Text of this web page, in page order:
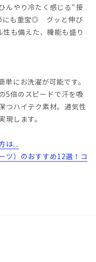
んやり冷たく感じる“接
にも重宝◎ グッと伸び
も備えた、機能も盛り
にお洗濯が可能です。
5倍のスピードで汗を吸
つハイテク素材。通気性
します。
は...
ツ）のおすすめ12選！コ